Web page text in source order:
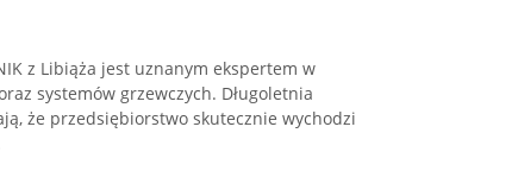
z Libiąża jest uznanym ekspertem w
systemów grzewczych. Długoletnia
że przedsiębiorstwo skutecznie wychodzi